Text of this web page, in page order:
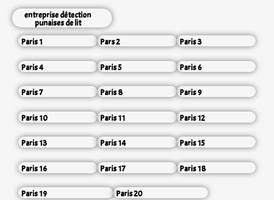
entreprise détection
punaises de lit
Paris 1
Pars 2 Paris 3
Paris 4 Paris 5 Paris 6
Paris 7 Paris 8 Paris 9
Paris 10 Paris 11 Paris 12
Paris 13 Paris 14 Paris 15
Paris 16 Paris 17 Paris 18
Paris 19 Paris 20